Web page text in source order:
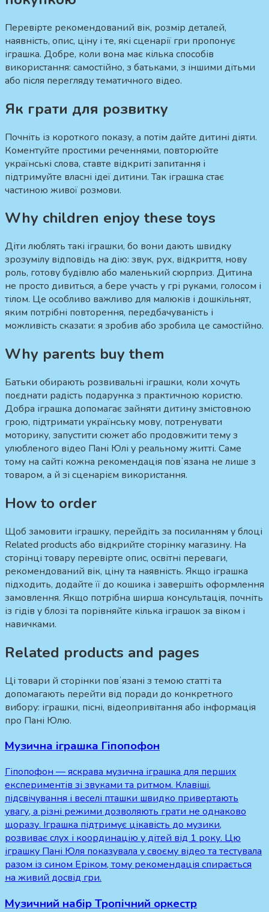
Перевірте рекомендований вік, розмір деталей,
наявність, опис, ціну і те, які сценарії гри пропонує
іграшка. Добре, коли вона має кілька способів
використання: самостійно, з батьками, з іншими дітьми
або після перегляду тематичного відео.
Як грати для розвитку
Почніть із короткого показу, а потім дайте дитині діяти.
Коментуйте простими реченнями, повторюйте
українські слова, ставте відкриті запитання і
підтримуйте власні ідеї дитини. Так іграшка стає
частиною живої розмови.
Why children enjoy these toys
Діти люблять такі іграшки, бо вони дають швидку
зрозумілу відповідь на дію: звук, рух, відкриття, нову
роль, готову будівлю або маленький сюрприз. Дитина
не просто дивиться, а бере участь у грі руками, голосом і
тілом. Це особливо важливо для малюків і дошкільнят,
яким потрібні повторення, передбачуваність і
можливість сказати: я зробив або зробила це самостійно.
Why parents buy them
Батьки обирають розвивальні іграшки, коли хочуть
поєднати радість подарунка з практичною користю.
Добра іграшка допомагає зайняти дитину змістовною
грою, підтримати українську мову, потренувати
моторику, запустити сюжет або продовжити тему з
улюбленого відео Пані Юлі у реальному житті. Саме
тому на сайті кожна рекомендація повʼязана не лише з
товаром, а й зі сценарієм використання.
How to order
Щоб замовити іграшку, перейдіть за посиланням у блоці
Related products або відкрийте сторінку магазину. На
сторінці товару перевірте опис, освітні переваги,
рекомендований вік, ціну та наявність. Якщо іграшка
підходить, додайте її до кошика і завершіть оформлення
замовлення. Якщо потрібна ширша консультація, почніть
із гідів у блозі та порівняйте кілька іграшок за віком і
навичками.
Related products and pages
Ці товари й сторінки повʼязані з темою статті та
допомагають перейти від поради до конкретного
вибору: іграшки, пісні, відеопривітання або інформація
про Пані Юлю.
Музична іграшка Гіпопофон
Гіпопофон — яскрава музична іграшка для перших
експериментів зі звуками та ритмом. Клавіші,
підсвічування і веселі пташки швидко привертають
увагу, а різні режими дозволяють грати не однаково
щоразу. Іграшка підтримує цікавість до музики,
розвиває слух і координацію у дітей від 1 року. Цю
іграшку Пані Юля показувала у своєму відео та тестувала
разом із сином Еріком, тому рекомендація спирається
на живий досвід гри.
Музичний набір Тропічний оркестр